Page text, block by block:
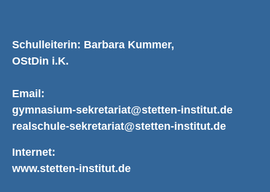
Schulleiterin: Barbara Kummer,
OStDin i.K.
Email:
gymnasium-sekretariat@stetten-institut.de
realschule-sekretariat@stetten-institut.de
Internet:
www.stetten-institut.de